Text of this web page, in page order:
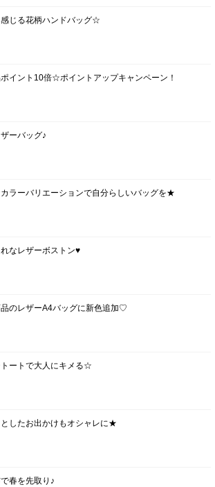
じる花柄ハンドバッグ☆
イント10倍☆ポイントアップキャンペーン！
ーバッグ♪
ラーバリエーションで自分らしいバッグを★
なレザーボストン♥
品のレザーA4バッグに新色追加♡
トートで大人にキメる☆
したお出かけもオシャレに★
春を先取り♪